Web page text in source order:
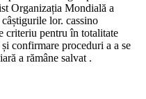
Organizația Mondială a
lor. cassino
criteriu pentru în totalitate
confirmare proceduri a a se
a rămâne salvat .